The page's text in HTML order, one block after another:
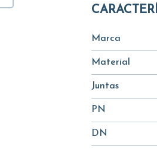
Marca
Material
Juntas
PN
DN